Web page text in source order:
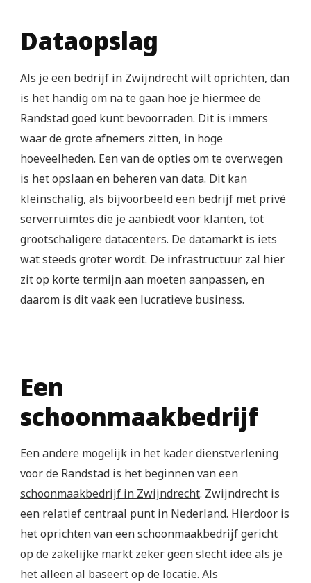
Dataopslag
Als je een bedrijf in Zwijndrecht wilt oprichten, dan
is het handig om na te gaan hoe je hiermee de
Randstad goed kunt bevoorraden. Dit is immers
waar de grote afnemers zitten, in hoge
hoeveelheden. Een van de opties om te overwegen
is het opslaan en beheren van data. Dit kan
kleinschalig, als bijvoorbeeld een bedrijf met privé
serverruimtes die je aanbiedt voor klanten, tot
grootschaligere datacenters. De datamarkt is iets
wat steeds groter wordt. De infrastructuur zal hier
zit op korte termijn aan moeten aanpassen, en
daarom is dit vaak een lucratieve business.
Een
schoonmaakbedrijf
Een andere mogelijk in het kader dienstverlening
voor de Randstad is het beginnen van een
schoonmaakbedrijf in Zwijndrecht. Zwijndrecht is
een relatief centraal punt in Nederland. Hierdoor is
het oprichten van een schoonmaakbedrijf gericht
op de zakelijke markt zeker geen slecht idee als je
het alleen al baseert op de locatie. Als